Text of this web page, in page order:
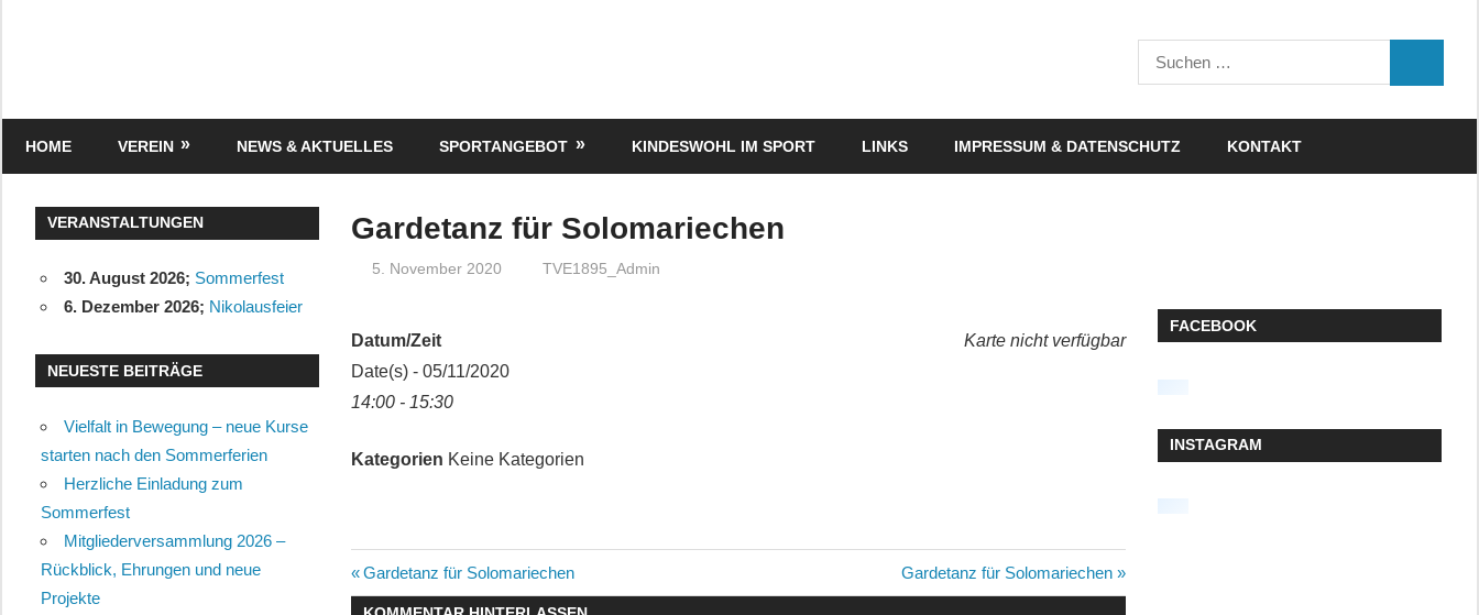
Eisenbach
Suchen
nach:
HOME VEREIN NEWS & AKTUELLES SPORTANGEBOT KINDESWOHL IM SPORT LINKS IMPRESSUM & DATENSCHUTZ KONTAKT
Gardetanz für Solomariechen
5. November 2020 TVE1895_Admin
Karte nicht verfügbar
Datum/Zeit
Date(s) - 05/11/2020
14:00 - 15:30
Kategorien Keine Kategorien
Beitragsnavigation
Vorheriger
Beitrag:
Gardetanz für Solomariechen
Nächster
Beitrag:
Gardetanz für Solomariechen
VERANSTALTUNGEN
30. August 2026; Sommerfest
6. Dezember 2026; Nikolausfeier
NEUESTE BEITRÄGE
Vielfalt in Bewegung – neue Kurse
starten nach den Sommerferien
Herzliche Einladung zum
Sommerfest
Mitgliederversammlung 2026 –
Rückblick, Ehrungen und neue
Projekte
FACEBOOK
INSTAGRAM